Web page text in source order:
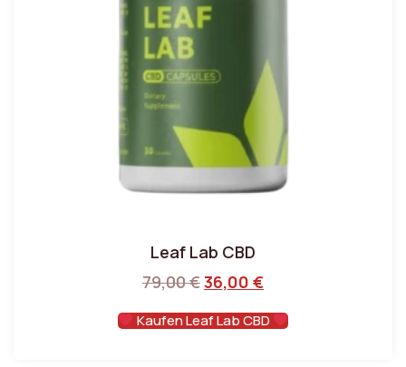
Leaf Lab CBD
79,00€36,00 €
Kaufen Leaf Lab CBD